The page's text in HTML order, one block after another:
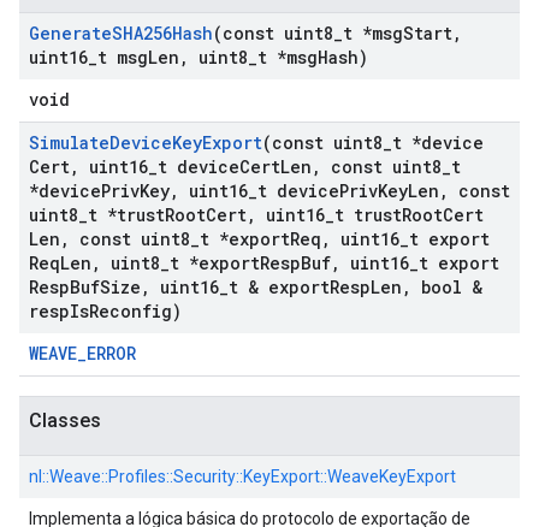
GenerateSHA256Hash(const uint8 t *msgStart,
uint16 t msgLen , uint8 t *msgHash)
void
SimulateDeviceKeyExport(const uint8 t *device
Cert, uint16 t deviceCertLen , const uint8 t
*devicePrivKey, uint16 t devicePrivKeyLen ,
const
uint8 t *trustRootCert, uint16 t trustRootCert
Len , const uint8 t *exportReq , uint16 t export
ReqLen , uint8 t *exportRespBuf, uint16 t export
RespBufSize , uint16 t & exportRespLen ,
bool &
respIsReconfig)
WEAVE_ERROR
Classes
nl::Weave::Profiles::Security::KeyExport::WeaveKeyExport
Implementa a lógica básica do protocolo de exportação de